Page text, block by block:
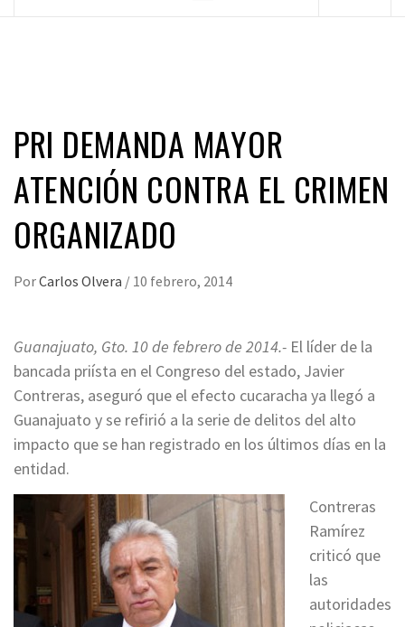
PRI DEMANDA MAYOR
ATENCIÓN CONTRA EL CRIMEN
ORGANIZADO
PorCarlos Olvera / 10 febrero, 2014
Guanajuato, Gto. 10 de febrero de 2014.- El líder de la
bancada priísta en el Congreso del estado, Javier
Contreras, aseguró que el efecto cucaracha ya llegó a
Guanajuato y se refirió a la serie de delitos del alto
impacto que se han registrado en los últimos días en la
entidad.
Contreras
Ramírez
criticó que
las
autoridades